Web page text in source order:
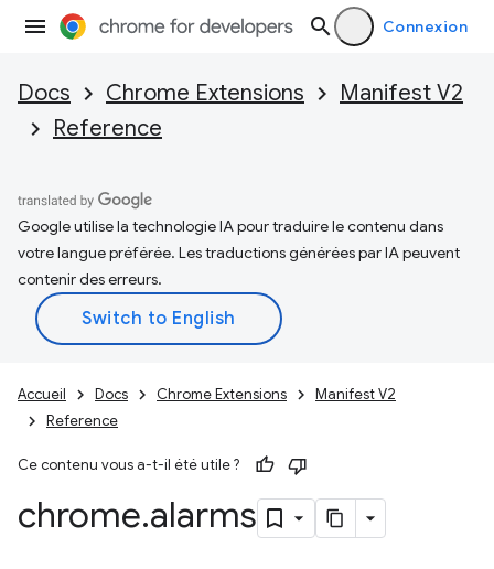
Connexion
Docs Chrome Extensions
Manifest V2
Reference
Google utilise la technologie IA pour traduire le contenu dans
votre langue préférée. Les traductions générées par IA peuvent
contenir des erreurs.
Accueil Docs Chrome Extensions
Manifest V2
Reference
Ce contenu vous a-t-il été utile ?
chrome.alarms